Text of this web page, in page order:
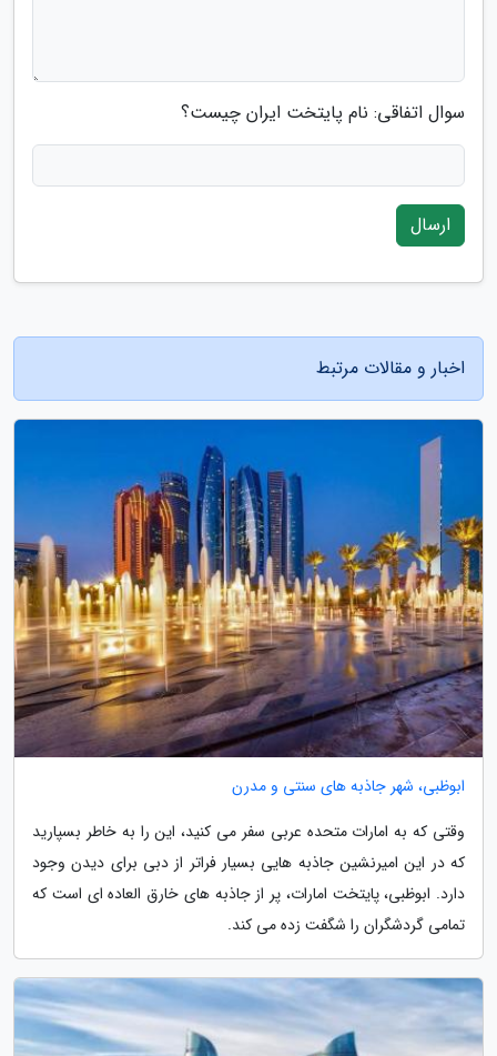
سوال اتفاقی: نام پایتخت ایران چیست؟
ارسال
اخبار و مقالات مرتبط
ابوظبی، شهر جاذبه های سنتی و مدرن
وقتی که به امارات متحده عربی سفر می کنید، این را به خاطر بسپارید
که در این امیرنشین جاذبه هایی بسیار فراتر از دبی برای دیدن وجود
دارد. ابوظبی، پایتخت امارات، پر از جاذبه های خارق العاده ای است که
تمامی گردشگران را شگفت زده می کند.